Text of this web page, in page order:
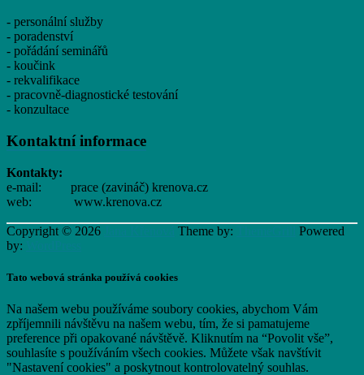
- personální služby
- poradenství
- pořádání seminářů
- koučink
- rekvalifikace
- pracovně-diagnostické testování
- konzultace
Kontaktní informace
Kontakty:
e-mail: prace (zavináč) krenova.cz
web: www.krenova.cz
Copyright © 2026 Theme by:
Powered
by:
Tato webová stránka používá cookies
Na našem webu používáme soubory cookies, abychom Vám
zpříjemnili návštěvu na našem webu, tím, že si pamatujeme
preference při opakované návštěvě. Kliknutím na “Povolit vše”,
souhlasíte s používáním všech cookies. Můžete však navštívit
"Nastavení cookies" a poskytnout kontrolovatelný souhlas.